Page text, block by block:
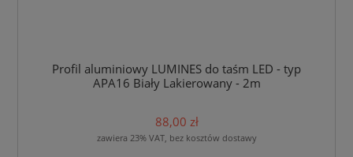
Profil aluminiowy LUMINES do taśm LED - typ
APA16 Biały Lakierowany - 2m
88,00 zł
zawiera 23% VAT, bez kosztów dostawy